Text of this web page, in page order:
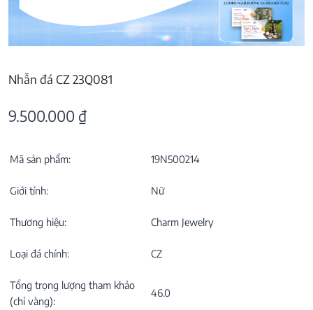
Nhẫn đá CZ 23Q081
9.500.000 ₫
Mã sản phẩm: 19N500214
Giới tính: Nữ
Thương hiệu: Charm Jewelry
Loại đá chính: CZ
Tổng trọng lượng tham khảo
(chỉ vàng):
46.0